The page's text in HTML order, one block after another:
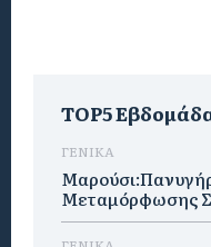
TOP5
ΓΕΝΙΚΑ
Μεταμόρφωσης